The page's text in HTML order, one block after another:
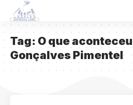
Tag: O que
Gonçalves Pimentel